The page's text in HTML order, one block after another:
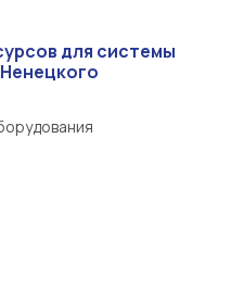
для системы